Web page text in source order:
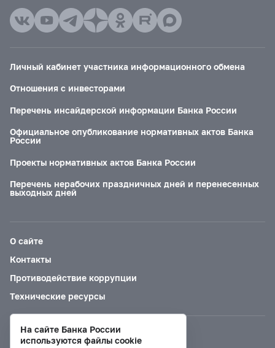
Личный кабинет участника информационного обмена
Отношения с инвесторами
Перечень инсайдерской информации Банка России
Официальное опубликование нормативных актов Банка
России
Проекты нормативных актов Банка России
Перечень нерабочих праздничных дней и перенесенных
выходных дней
О сайте
Контакты
Противодействие коррупции
Технические ресурсы
Версия для слабовидящих
На сайте Банка России
используются файлы cookie